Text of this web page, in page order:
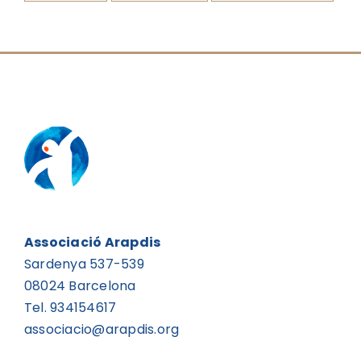
Associació Arapdis
Sardenya 537-539
08024 Barcelona
Tel. 934154617
associacio@arapdis.org